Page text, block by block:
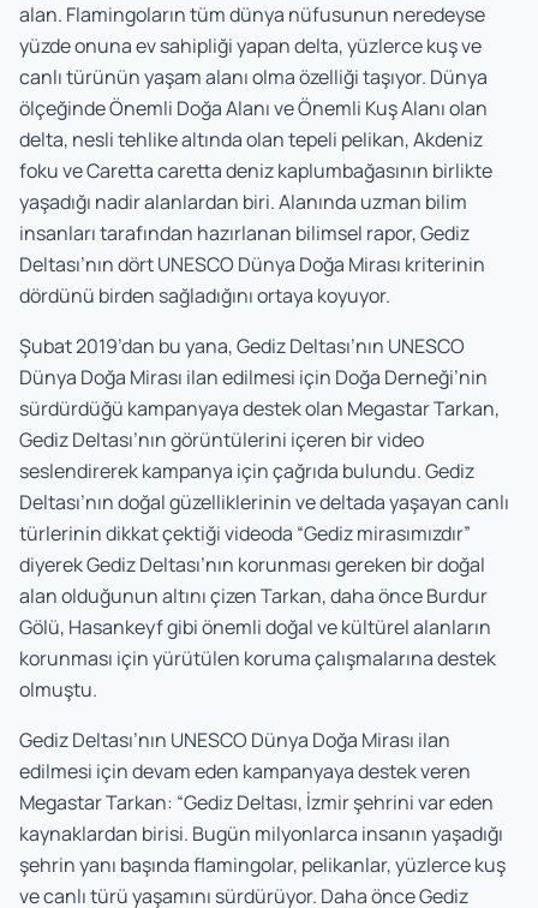
alan. Flamingoların tüm dünya nüfusunun neredeyse
yüzde onuna ev sahipliği yapan delta, yüzlerce kuş ve
canlı türünün yaşam alanı olma özelliği taşıyor. Dünya
ölçeğinde Önemli Doğa Alanı ve Önemli Kuş Alanı olan
delta, nesli tehlike altında olan tepeli pelikan, Akdeniz
foku ve Caretta caretta deniz kaplumbağasının birlikte
yaşadığı nadir alanlardan biri. Alanında uzman bilim
insanları tarafından hazırlanan bilimsel rapor, Gediz
Deltası’nın dört UNESCO Dünya Doğa Mirası kriterinin
dördünü birden sağladığını ortaya koyuyor.
Şubat 2019’dan bu yana, Gediz Deltası’nın UNESCO
Dünya Doğa Mirası ilan edilmesi için Doğa Derneği’nin
sürdürdüğü kampanyaya destek olan Megastar Tarkan,
Gediz Deltası’nın görüntülerini içeren bir video
seslendirerek kampanya için çağrıda bulundu. Gediz
Deltası’nın doğal güzelliklerinin ve deltada yaşayan canlı
türlerinin dikkat çektiği videoda “Gediz mirasımızdır”
diyerek Gediz Deltası’nın korunması gereken bir doğal
alan olduğunun altını çizen Tarkan, daha önce Burdur
Gölü, Hasankeyf gibi önemli doğal ve kültürel alanların
korunması için yürütülen koruma çalışmalarına destek
olmuştu.
Gediz Deltası’nın UNESCO Dünya Doğa Mirası ilan
edilmesi için devam eden kampanyaya destek veren
Megastar Tarkan: “Gediz Deltası, İzmir şehrini var eden
kaynaklardan birisi. Bugün milyonlarca insanın yaşadığı
şehrin yanı başında flamingolar, pelikanlar, yüzlerce kuş
ve canlı türü yaşamını sürdürüyor. Daha önce Gediz